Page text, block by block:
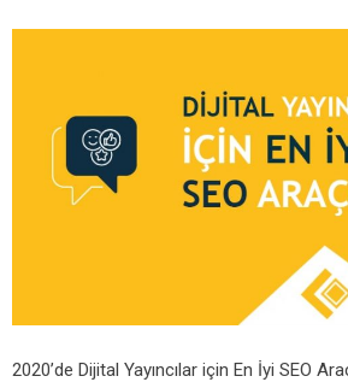
2020’de Dijital Yayıncılar için En İyi SEO